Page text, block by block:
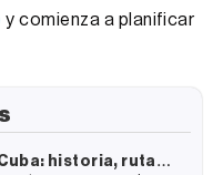
y comienza a planificar
historia, rutas